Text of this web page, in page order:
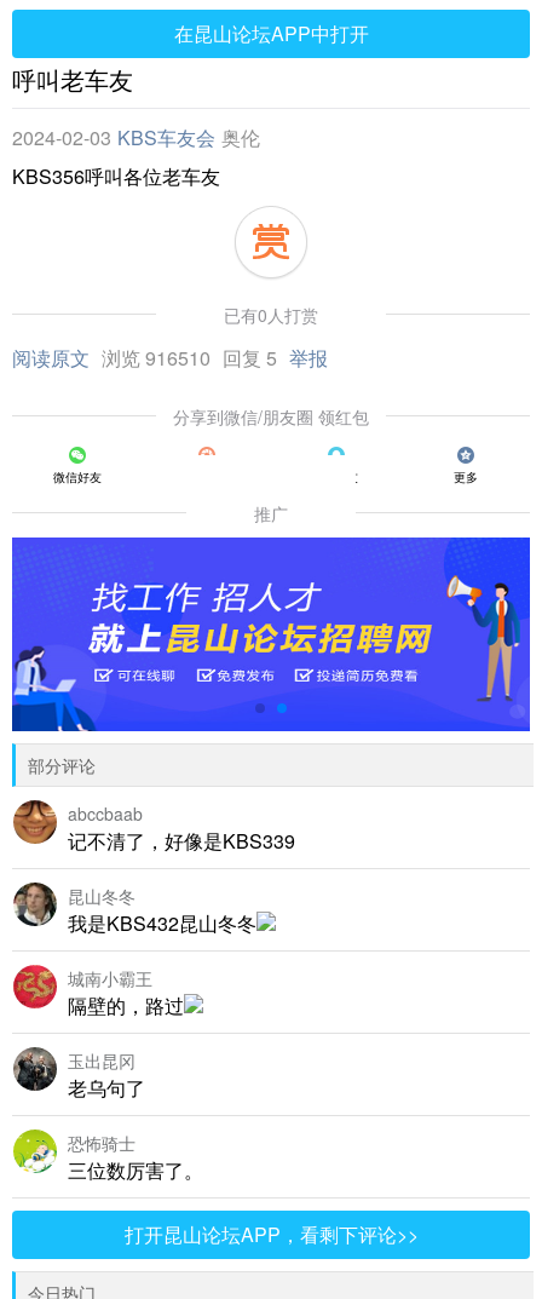
在昆山论坛APP中打开
呼叫老车友
2024-02-03 KBS车友会 奥伦
KBS356呼叫各位老车友
已有0人打赏
阅读原文 浏览 916510 回复 5 举报
分享到微信/朋友圈 领红包
微信好友 QQ好友 更多
推广
部分评论
abccbaab
记不清了，好像是KBS339
昆山冬冬
我是KBS432昆山冬冬
城南小霸王
隔壁的，路过
玉出昆冈
老乌句了
恐怖骑士
三位数厉害了。
打开昆山论坛APP，看剩下评论>>
今日热门